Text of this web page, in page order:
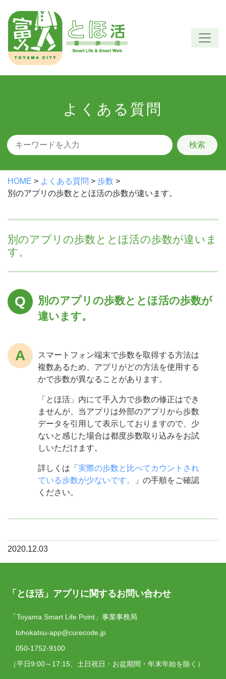
content
よくある質問
検索
HOME > よくある質問 > 歩数 >
別のアプリの歩数ととほ活の歩数が違います。
別のアプリの歩数ととほ活の歩数が違いま
す。
別のアプリの歩数ととほ活の歩数が
違います。
スマートフォン端末で歩数を取得する方法は
複数あるため、アプリがどの方法を使用する
かで歩数が異なることがあります。
「とほ活」内にて手入力で歩数の修正はでき
ませんが、当アプリは外部のアプリから歩数
データを引用して表示しておりますので、少
ないと感じた場合は都度歩数取り込みをお試
しいただけます。
詳しくは「 実際の歩数と比べてカウントされ
ている歩数が少ないです。
」の手順をご確認
ください。
2020.12.03
「とほ活」アプリに関するお問い合わせ
「Toyama Smart Life Point」事業事務局
tohokatsu-app@curecode.jp
050-1752-9100
（平日9:00～17:15、土日祝日・お盆期間・年末年始を除く）